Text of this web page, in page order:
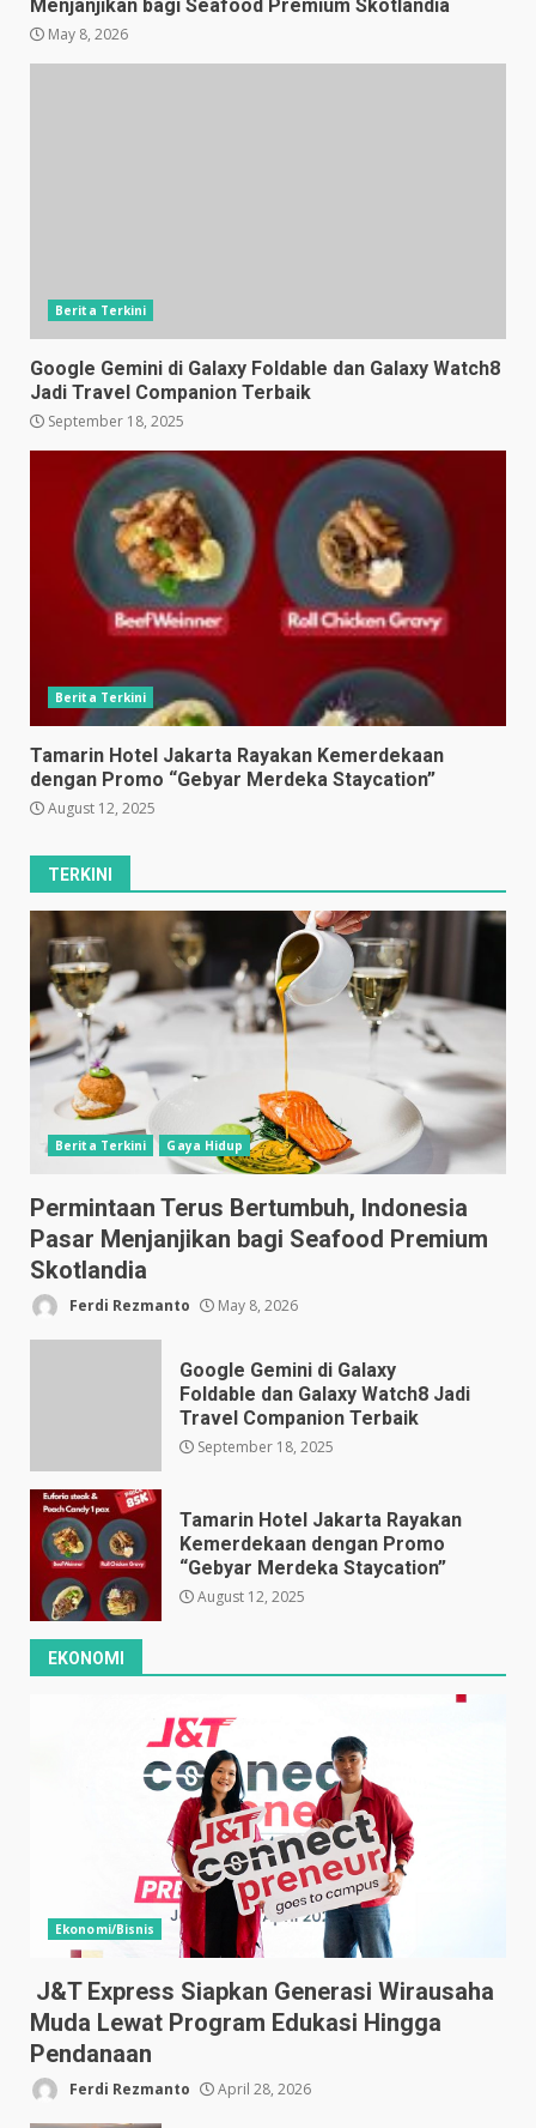
Menjanjikan bagi Seafood Premium Skotlandia
May 8, 2026
Berita Terkini
Google Gemini di Galaxy Foldable dan Galaxy Watch8
Jadi Travel Companion Terbaik
September 18, 2025
Berita Terkini
Tamarin Hotel Jakarta Rayakan Kemerdekaan
dengan Promo “Gebyar Merdeka Staycation”
August 12, 2025
TERKINI
Berita Terkini Gaya Hidup
Permintaan Terus Bertumbuh, Indonesia
Pasar Menjanjikan bagi Seafood Premium
Skotlandia
Ferdi Rezmanto May 8, 2026
Google Gemini di Galaxy
Foldable dan Galaxy Watch8 Jadi
Travel Companion Terbaik
September 18, 2025
Tamarin Hotel Jakarta Rayakan
Kemerdekaan dengan Promo
“Gebyar Merdeka Staycation”
August 12, 2025
EKONOMI
Ekonomi/Bisnis
J&T Express Siapkan Generasi Wirausaha
Muda Lewat Program Edukasi Hingga
Pendanaan
Ferdi Rezmanto April 28, 2026